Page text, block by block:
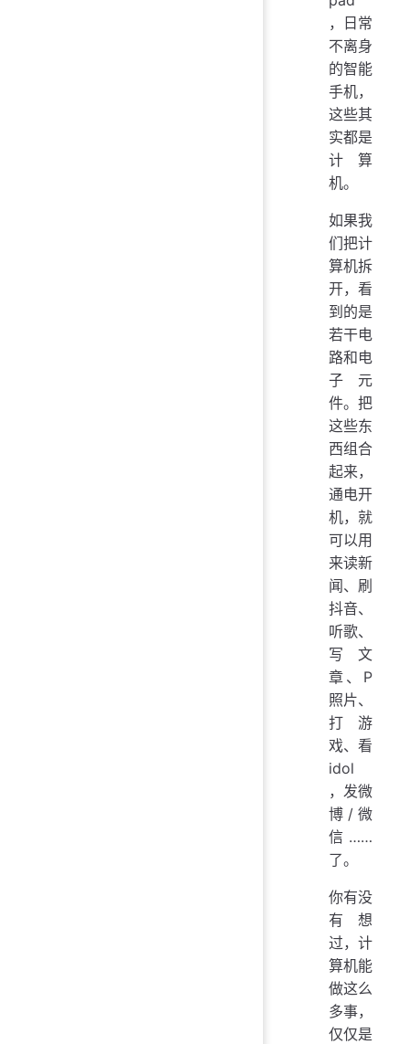
，日常
不离身
的智能
手机，
这些其
实都是
计算
机。
如果我
们把计
算机拆
开，看
到的是
若干电
路和电
子元
件。把
这些东
西组合
起来，
通电开
机，就
可以用
来读新
闻、刷
抖音、
听歌、
写文
章、P
照片、
打游
戏、看
idol
，发微
博/微
信……
了。
你有没
有想
过，计
算机能
做这么
多事，
仅仅是